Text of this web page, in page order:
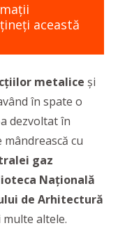
această
metalice și
în spate o
dezvoltat în
mândrească cu
gaz
Națională
de Arhitectură
altele.